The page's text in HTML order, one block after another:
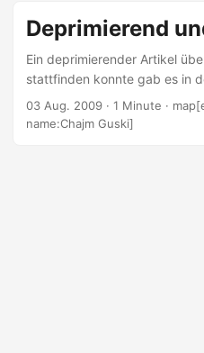
Deprimierend
Ein deprimierender Artikel
stattfinden konnte gab es in
Guardian. Online hier zu
gemischter Ehe (Mutter
03 Aug. 2009 · 1 Minute ·
name:Chajm Guski]